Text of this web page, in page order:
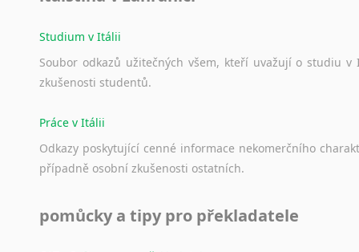
Studium v Itálii
Soubor odkazů užitečných všem, kteří uvažují o studiu v
zkušenosti studentů.
Práce v Itálii
Odkazy poskytující cenné informace nekomerčního
případně osobní zkušenosti ostatních.
pomůcky a tipy pro překladatele